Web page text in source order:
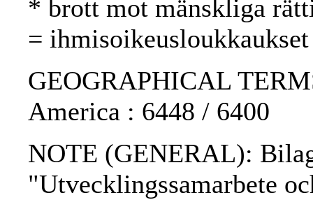
* brott mot mänskliga
= ihmisoikeusloukkaukset
GEOGRAPHICAL
America : 6448 / 6400
NOTE (GENERAL):
"Utvecklingssamarbete